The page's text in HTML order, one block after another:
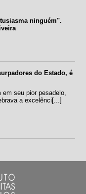
ninguém".
do Estado, é
seu pior pesadelo,
a excelênci[...]